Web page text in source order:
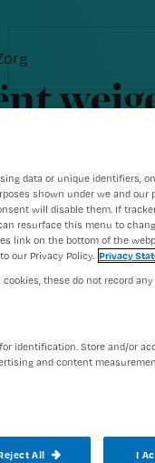
Berends8 januari
lezen?
Paul
en drinken,
data or unique identifiers,
shown under we and our
will disable them. If
resurface this menu to
link on the bottom of the
our Privacy Policy. Privacy
these do not record
identification. Store and/or
and content
All I